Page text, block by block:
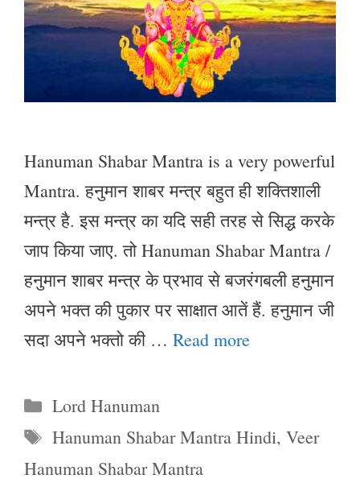
Hanuman Shabar Mantra is a very powerful
Mantra. हनुमान शाबर मन्त्र बहुत ही शक्तिशाली
मन्त्र है. इस मन्त्र का यदि सही तरह से सिद्ध करके
जाप किया जाए. तो Hanuman Shabar Mantra /
हनुमान शाबर मन्त्र के प्रभाव से बजरंगबली हनुमान
अपने भक्त की पुकार पर साक्षात आतें हैं. हनुमान जी
सदा अपने भक्तो की … Read more
Categories
Lord Hanuman
Tags
Hanuman Shabar Mantra Hindi,Veer
Hanuman Shabar Mantra